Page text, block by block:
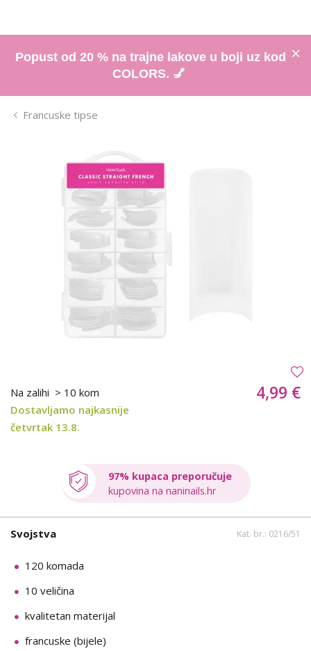
Popust od 20 % na trajne lakove u boji uz kod
COLORS. 💅
Francuske tipse
Na zalihi > 10 kom
Dostavljamo najkasnije
četvrtak 13.8.
4,99 €
97% kupaca preporučuje
kupovina na naninails.hr
Svojstva Kat. br.: 0216/51
120 komada
10 veličina
kvalitetan materijal
francuske (bijele)